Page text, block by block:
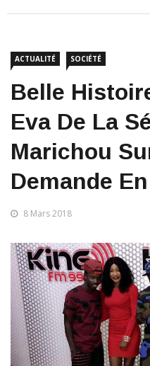
ACTUALITÉ SOCIÉTÉ
Belle
Eva De La
Marichou
Demande
8 Mars 2018